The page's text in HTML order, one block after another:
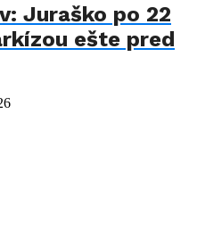
Juraško po 22
ešte pred